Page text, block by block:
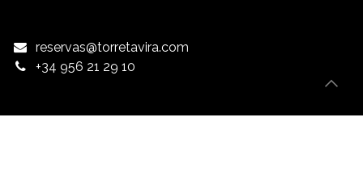
reservas@torretavira.com
+34 956 21 29 10